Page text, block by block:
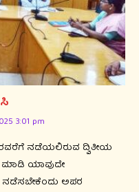
3:01 pm
ನಡೆಯಲಿರುವ ದ್ವಿತೀಯ
ಮಾಡಿ ಯಾವುದೇ
ನಡೆಸಬೇಕೆಂದು ಅಪರ